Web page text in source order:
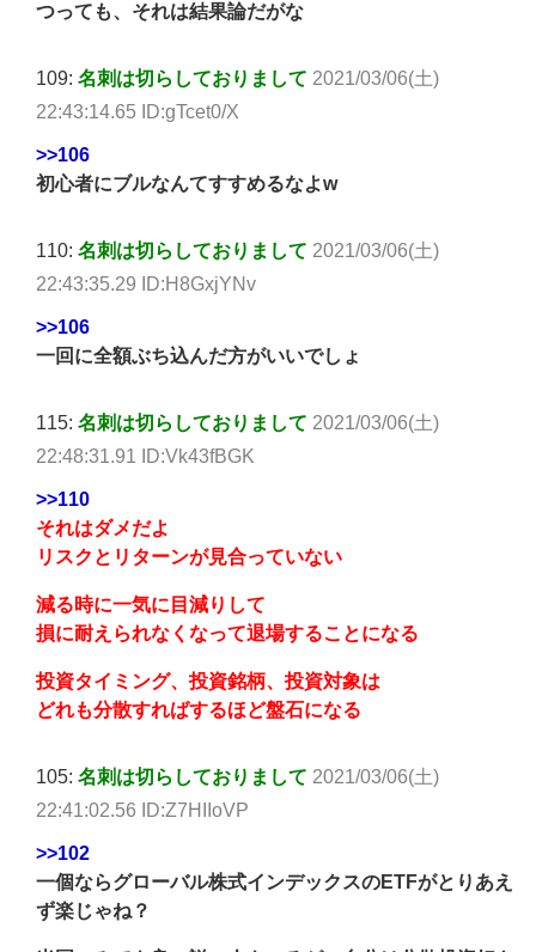
つっても、それは結果論だがな
109: 名刺は切らしておりまして 2021/03/06(土)
22:43:14.65 ID:gTcet0/X
>>106
初心者にブルなんてすすめるなよw
110: 名刺は切らしておりまして 2021/03/06(土)
22:43:35.29 ID:H8GxjYNv
>>106
一回に全額ぶち込んだ方がいいでしょ
115: 名刺は切らしておりまして 2021/03/06(土)
22:48:31.91 ID:Vk43fBGK
>>110
それはダメだよ
リスクとリターンが見合っていない
減る時に一気に目減りして
損に耐えられなくなって退場することになる
投資タイミング、投資銘柄、投資対象は
どれも分散すればするほど盤石になる
105: 名刺は切らしておりまして 2021/03/06(土)
22:41:02.56 ID:Z7HIIoVP
>>102
一個ならグローバル株式インデックスのETFがとりあえ
ず楽じゃね？